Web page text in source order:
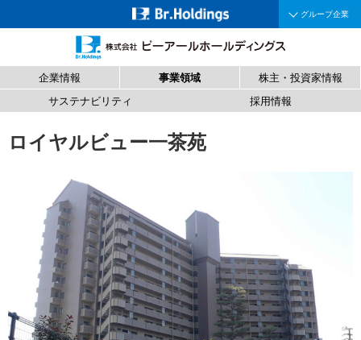
グループ企業
企業情報 事業領域
株主・投資家情報
サステナビリティ
採用情報
ロイヤルビュー一茶苑